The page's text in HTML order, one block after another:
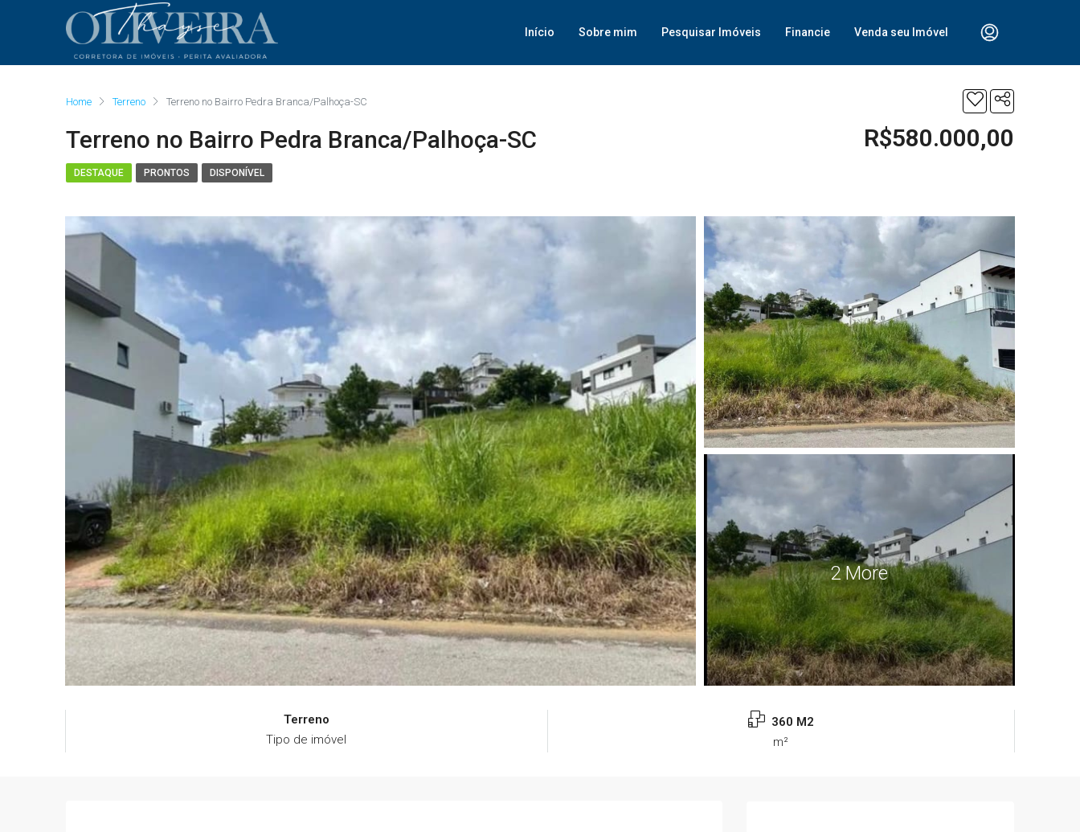
Início Sobre mim Pesquisar Imóveis Financie Venda seu Imóvel
Home Terreno Terreno no Bairro Pedra Branca/Palhoça-SC
Terreno no Bairro Pedra Branca/Palhoça-SC R$580.000,00
DESTAQUE PRONTOS DISPONÍVEL
2 More
Terreno
Tipo de imóvel
360 M2
m²